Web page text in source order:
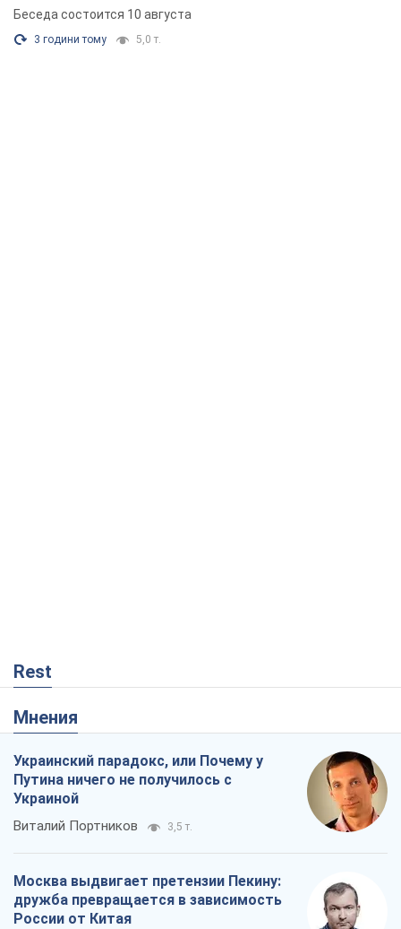
Беседа состоится 10 августа
3 години тому 5,0 т.
Rest
Мнения
Украинский парадокс, или Почему у
Путина ничего не получилось с
Украиной
Виталий Портников 3,5 т.
Москва выдвигает претензии Пекину:
дружба превращается в зависимость
России от Китая